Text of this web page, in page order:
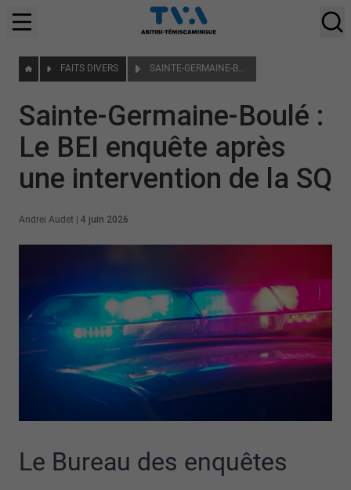
FAITS DIVERS SAINTE-GERMAINE-BOULÉ : LE BEI ENQUÊTE APRÈS UNE INTERVENTION DE LA SQ
Sainte-Germaine-Boulé :
Le BEI enquête après
une intervention de la SQ
Andrei Audet 4 juin 2026
Le Bureau des enquêtes